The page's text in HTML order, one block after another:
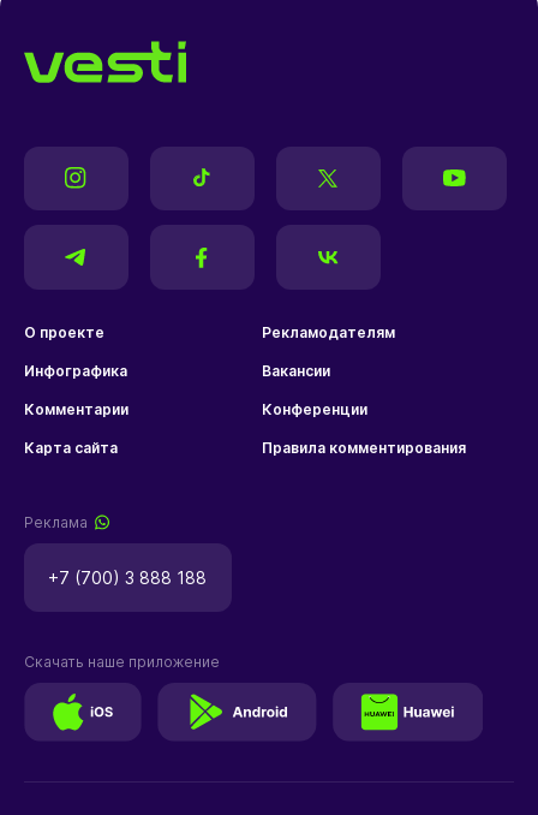
О проекте Рекламодателям
Инфографика Вакансии
Комментарии Конференции
Карта сайта Правила комментирования
Реклама
+7 (700) 3 888 188
Скачать наше приложение